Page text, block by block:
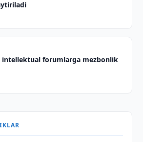
intellektual forumlarga mezbonlik